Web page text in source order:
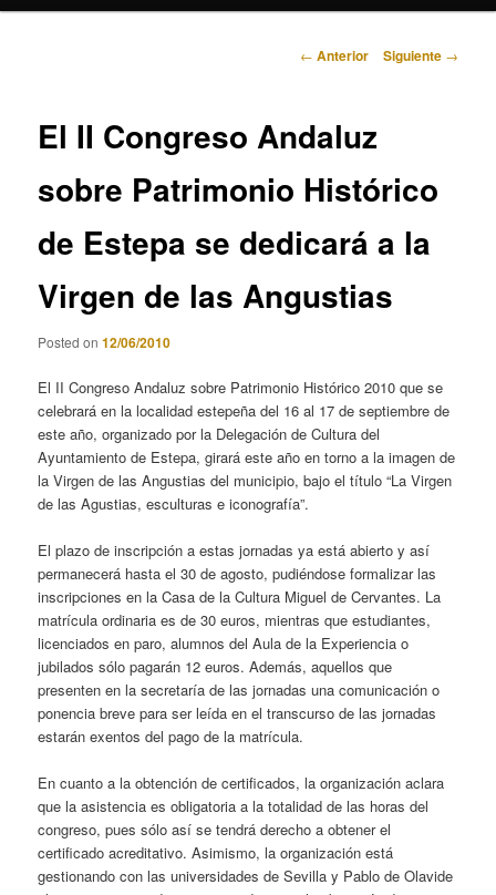
Navegación
← Anterior Siguiente →
El II Congreso Andaluz
sobre Patrimonio Histórico
de Estepa se dedicará a la
Virgen de las Angustias
Posted on12/06/2010
El II Congreso Andaluz sobre Patrimonio Histórico 2010 que se
celebrará en la localidad estepeña del 16 al 17 de septiembre de
este año, organizado por la Delegación de Cultura del
Ayuntamiento de Estepa, girará este año en torno a la imagen de
la Virgen de las Angustias del municipio, bajo el título “La Virgen
de las Agustias, esculturas e iconografía”.
El plazo de inscripción a estas jornadas ya está abierto y así
permanecerá hasta el 30 de agosto, pudiéndose formalizar las
inscripciones en la Casa de la Cultura Miguel de Cervantes. La
matrícula ordinaria es de 30 euros, mientras que estudiantes,
licenciados en paro, alumnos del Aula de la Experiencia o
jubilados sólo pagarán 12 euros. Además, aquellos que
presenten en la secretaría de las jornadas una comunicación o
ponencia breve para ser leída en el transcurso de las jornadas
estarán exentos del pago de la matrícula.
En cuanto a la obtención de certificados, la organización aclara
que la asistencia es obligatoria a la totalidad de las horas del
congreso, pues sólo así se tendrá derecho a obtener el
certificado acreditativo. Asimismo, la organización está
gestionando con las universidades de Sevilla y Pablo de Olavide